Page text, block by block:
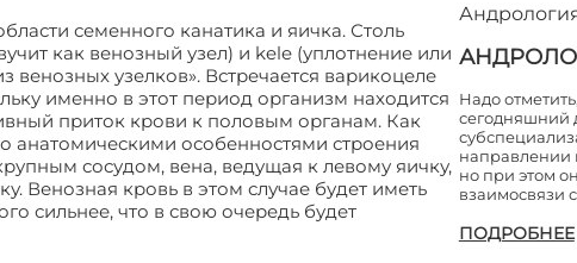
семенного канатика и яичка. Столь
как венозный узел) и kele (уплотнение или
венозных узелков». Встречается варикоцеле
именно в этот период организм находится
приток крови к половым органам. Как
анатомическими особенностями строения
сосудом, вена, ведущая к левому яичку,
Венозная кровь в этом случае будет иметь
сильнее, что в свою очередь будет
Надо
сегодняшний
направлении
но при этом
взаимосвязи
ПОДРОБНЕЕ